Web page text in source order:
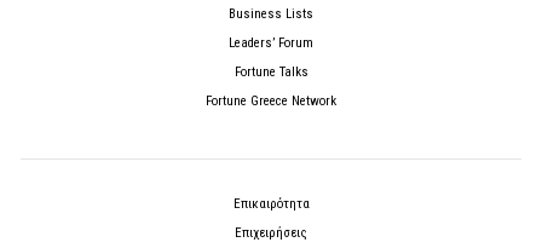
Business Lists
Leaders’ Forum
Fortune Talks
Fortune Greece Network
Επικαιρότητα
Επιχειρήσεις